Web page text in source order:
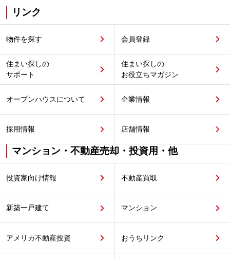
リンク
物件を探す 会員登録
住まい探しの
サポート
住まい探しの
お役立ちマガジン
オープンハウスについて 企業情報
採用情報 店舗情報
マンション・不動産売却・投資用・他
投資家向け情報 不動産買取
新築一戸建て マンション
アメリカ不動産投資 おうちリンク